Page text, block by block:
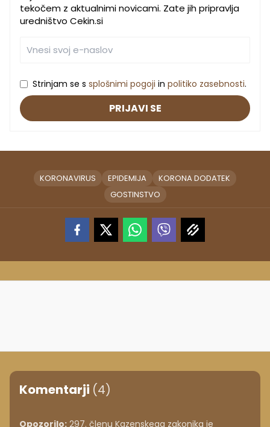
tekočem z aktualnimi novicami. Zate jih pripravlja
uredništvo Cekin.si
Strinjam se s splošnimi pogoji in politiko zasebnosti.
PRIJAVI SE
KORONAVIRUS EPIDEMIJA
KORONA DODATEK
GOSTINSTVO
Komentarji (4)
Opozorilo: 297. členu Kazenskega zakonika je